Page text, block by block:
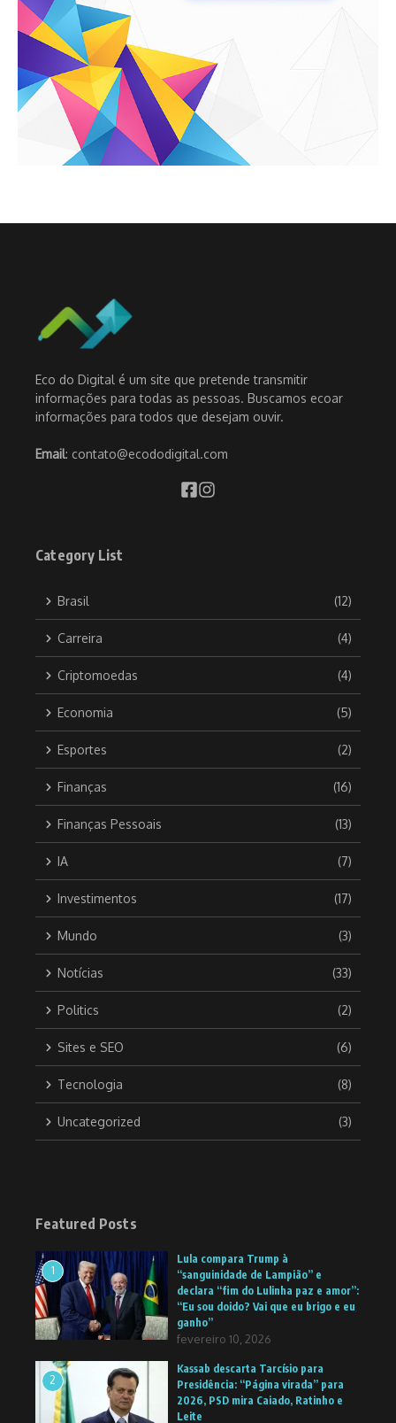
Eco do Digital é um site que pretende transmitir
informações para todas as pessoas. Buscamos ecoar
informações para todos que desejam ouvir.
Email: contato@ecododigital.com
Category List
Brasil (12)
Carreira (4)
Criptomoedas (4)
Economia (5)
Esportes (2)
Finanças (16)
Finanças Pessoais (13)
IA (7)
Investimentos (17)
Mundo (3)
Notícias (33)
Politics (2)
Sites e SEO (6)
Tecnologia (8)
Uncategorized (3)
Featured Posts
1
Lula compara Trump à
“sanguinidade de Lampião” e
declara “fim do Lulinha paz e amor”:
“Eu sou doido? Vai que eu brigo e eu
ganho”
fevereiro 10, 2026
2
Kassab descarta Tarcísio para
Presidência: “Página virada” para
2026, PSD mira Caiado, Ratinho e
Leite